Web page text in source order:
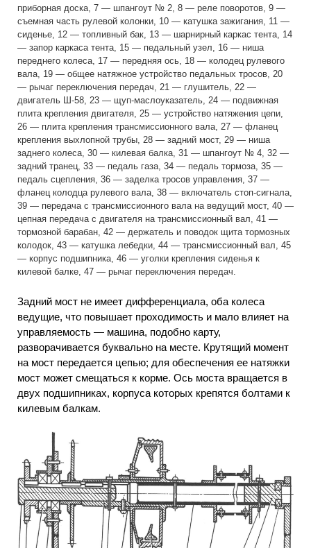
приборная доска, 7 — шпангоут № 2, 8 — реле поворотов, 9 —
съемная часть рулевой колонки, 10 — катушка зажигания, 11 —
сиденье, 12 — топливный бак, 13 — шарнирный каркас тента, 14
— запор каркаса тента, 15 — педальный узел, 16 — ниша
переднего колеса, 17 — передняя ось, 18 — колодец рулевого
вала, 19 — общее натяжное устройство педальных тросов, 20
— рычаг переключения передач, 21 — глушитель, 22 —
двигатель Ш-58, 23 — щуп-маслоуказатель, 24 — подвижная
плита крепления двигателя, 25 — устройство натяжения цепи,
26 — плита крепления трансмиссионного вала, 27 — фланец
крепления выхлопной трубы, 28 — задний мост, 29 — ниша
заднего колеса, 30 — килевая балка, 31 — шпангоут № 4, 32 —
задний транец, 33 — педаль газа, 34 — педаль тормоза, 35 —
педаль сцепления, 36 — заделка тросов управления, 37 —
фланец колодца рулевого вала, 38 — включатель стоп-сигнала,
39 — передача с трансмиссионного вала на ведущий мост, 40 —
цепная передача с двигателя на трансмиссионный вал, 41 —
тормозной барабан, 42 — держатель и поводок щита тормозных
колодок, 43 — катушка лебедки, 44 — трансмиссионный вал, 45
— корпус подшипника, 46 — уголки крепления сиденья к
килевой балке, 47 — рычаг переключения передач.
Задний мост не имеет дифференциала, оба колеса
ведущие, что повышает проходимость и мало влияет на
управляемость — машина, подобно карту,
разворачивается буквально на месте. Крутящий момент
на мост передается цепью; для обеспечения ее натяжки
мост может смещаться к корме. Ось моста вращается в
двух подшипниках, корпуса которых крепятся болтами к
килевым балкам.